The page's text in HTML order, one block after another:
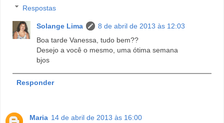
Respostas
Solange Lima
8 de abril de 2013 às 12:03
Boa tarde Vanessa, tudo bem??
Desejo a você o mesmo, uma ótima semana
bjos
Responder
Maria 14 de abril de 2013 às 16:00